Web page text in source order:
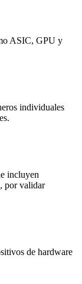
ASIC, GPU y
individuales
incluyen
por validar
de hardware